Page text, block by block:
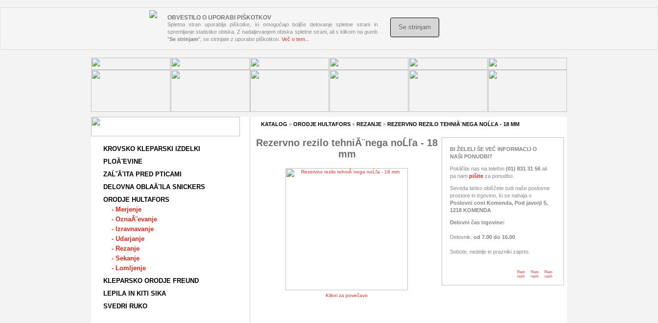
OBVESTILO O UPORABI PIŠKOTKOV
Spletna stran uporablja piškotke, ki omogočajo boljše delovanje spletne strani in
spremljanje statistike obiska. Z nadaljevanjem obiska spletne strani, ali s klikom na gumb
"Se strinjam", se strinjate z uporabo piškotkov. Več o tem...
Se strinjam
KROVSKO KLEPARSKI IZDELKI
PLOĂ¨EVINE
ZAĹˇĂ¨ITA PRED PTICAMI
DELOVNA OBLAĂ¨ILA SNICKERS
ORODJE HULTAFORS
- Merjenje
- OznaĂ¨evanje
- Izravnavanje
- Udarjanje
- Rezanje
- Sekanje
- Lomljenje
KLEPARSKO ORODJE FREUND
LEPILA IN KITI SIKA
SVEDRI RUKO
KATALOG » ORODJE HULTAFORS» REZANJE» REZERVNO REZILO TEHNIĂ¨NEGA NOĹĽA - 18 MM
Rezervno rezilo tehniĂ¨nega noĹľa - 18
mm
BI ŽELELI ŠE VEČ INFORMACIJ O
NAŠI PONUDBI?
Pokličite nas na telefon (01) 831 31 56ali
pa nam pišiteza ponudbo.
Seveda lahko obiščete tudi naše poslovne
prostore in trgovino, ki se nahaja v
Poslovni coni Komenda, Pod javorji 5,
1218 KOMENDA
Delovni čas trgovine:
Delovnik: od 7.00 do 16.00
Sobote, nedelje in prazniki zaprto.
Klikni za povečavo